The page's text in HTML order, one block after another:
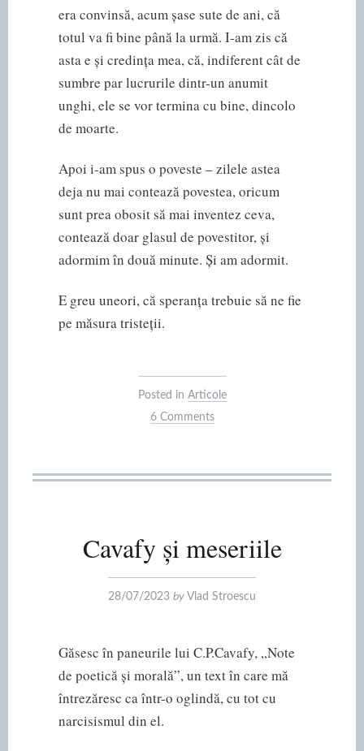
era convinsă, acum șase sute de ani, că
totul va fi bine până la urmă. I-am zis că
asta e și credința mea, că, indiferent cât de
sumbre par lucrurile dintr-un anumit
unghi, ele se vor termina cu bine, dincolo
de moarte.
Apoi i-am spus o poveste – zilele astea
deja nu mai contează povestea, oricum
sunt prea obosit să mai inventez ceva,
contează doar glasul de povestitor, și
adormim în două minute. Și am adormit.
E greu uneori, că speranța trebuie să ne fie
pe măsura tristeții.
Posted in Articole
6 Comments
Cavafy și meseriile
28/07/2023 by Vlad Stroescu
Găsesc în paneurile lui C.P.Cavafy, „Note
de poetică și morală”, un text în care mă
întrezăresc ca într-o oglindă, cu tot cu
narcisismul din el.